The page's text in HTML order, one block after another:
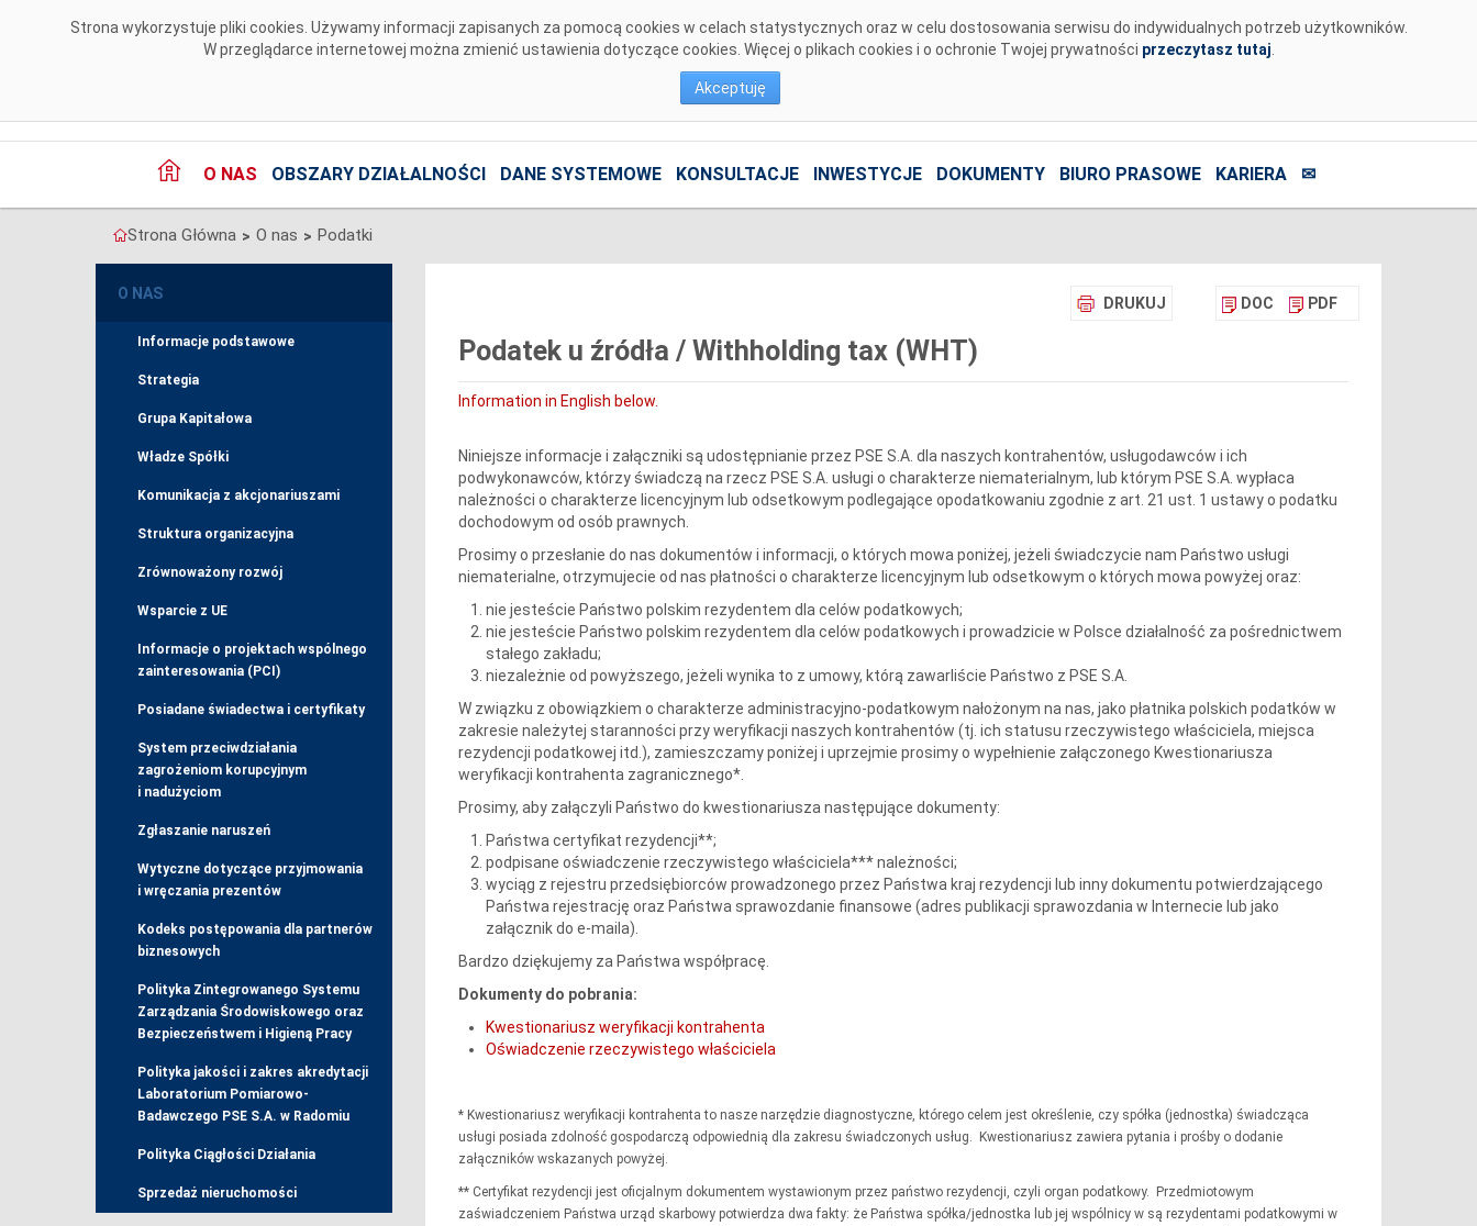
Strona wykorzystuje pliki cookies. Używamy informacji zapisanych za pomocą cookies w celach statystycznych oraz w celu dostosowania serwisu do indywidualnych potrzeb użytkowników.
W przeglądarce internetowej można zmienić ustawienia dotyczące cookies. Więcej o plikach cookies i o ochronie Twojej prywatności przeczytasz tutaj
Akceptuję
O NAS OBSZARY DZIAŁALNOŚCI DANE SYSTEMOWE KONSULTACJE INWESTYCJE DOKUMENTY BIURO PRASOWE KARIERA ✉
Strona Główna > O nas > Podatki
O NAS
Informacje podstawowe
Strategia
Grupa Kapitałowa
Władze Spółki
Komunikacja z akcjonariuszami
Struktura organizacyjna
Zrównoważony rozwój
Wsparcie z UE
Informacje o projektach wspólnego
zainteresowania (PCI)
Posiadane świadectwa i certyfikaty
System przeciwdziałania
zagrożeniom korupcyjnym
i nadużyciom
Zgłaszanie naruszeń
Wytyczne dotyczące przyjmowania
i wręczania prezentów
Kodeks postępowania dla partnerów
biznesowych
Polityka Zintegrowanego Systemu
Zarządzania Środowiskowego oraz
Bezpieczeństwem i Higieną Pracy
Polityka jakości i zakres akredytacji
Laboratorium Pomiarowo-
Badawczego PSE S.A. w Radomiu
Polityka Ciągłości Działania
Sprzedaż nieruchomości
DRUKUJ DOC PDF
Podatek u źródła / Withholding tax (WHT)
Information in English below.
Niniejsze informacje i załączniki są udostępnianie przez PSE S.A. dla naszych kontrahentów, usługodawców i ich
podwykonawców, którzy świadczą na rzecz PSE S.A. usługi o charakterze niematerialnym, lub którym PSE S.A. wypłaca
należności o charakterze licencyjnym lub odsetkowym podlegające opodatkowaniu zgodnie z art. 21 ust. 1 ustawy o podatku
dochodowym od osób prawnych.
Prosimy o przesłanie do nas dokumentów i informacji, o których mowa poniżej, jeżeli świadczycie nam Państwo usługi
niematerialne, otrzymujecie od nas płatności o charakterze licencyjnym lub odsetkowym o których mowa powyżej oraz:
nie jesteście Państwo polskim rezydentem dla celów podatkowych;
nie jesteście Państwo polskim rezydentem dla celów podatkowych i prowadzicie w Polsce działalność za pośrednictwem
stałego zakładu;
niezależnie od powyższego, jeżeli wynika to z umowy, którą zawarliście Państwo z PSE S.A.
W związku z obowiązkiem o charakterze administracyjno-podatkowym nałożonym na nas, jako płatnika polskich podatków w
zakresie należytej staranności przy weryfikacji naszych kontrahentów (tj. ich statusu rzeczywistego właściciela, miejsca
rezydencji podatkowej itd.), zamieszczamy poniżej i uprzejmie prosimy o wypełnienie załączonego Kwestionariusza
weryfikacji kontrahenta zagranicznego*.
Prosimy, aby załączyli Państwo do kwestionariusza następujące dokumenty:
Państwa certyfikat rezydencji**;
podpisane oświadczenie rzeczywistego właściciela*** należności;
wyciąg z rejestru przedsiębiorców prowadzonego przez Państwa kraj rezydencji lub inny dokumentu potwierdzającego
Państwa rejestrację oraz Państwa sprawozdanie finansowe (adres publikacji sprawozdania w Internecie lub jako
załącznik do e-maila).
Bardzo dziękujemy za Państwa współpracę.
Dokumenty do pobrania:
Kwestionariusz weryfikacji kontrahenta
Oświadczenie rzeczywistego właściciela
* Kwestionariusz weryfikacji kontrahenta to nasze narzędzie diagnostyczne, którego celem jest określenie, czy spółka (jednostka) świadcząca
usługi posiada zdolność gospodarczą odpowiednią dla zakresu świadczonych usług. Kwestionariusz zawiera pytania i prośby o dodanie
załączników wskazanych powyżej.
** Certyfikat rezydencji jest oficjalnym dokumentem wystawionym przez państwo rezydencji, czyli organ podatkowy. Przedmiotowym
zaświadczeniem Państwa urząd skarbowy potwierdza dwa fakty: że Państwa spółka/jednostka lub jej wspólnicy w są rezydentami podatkowymi w